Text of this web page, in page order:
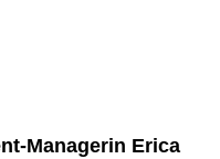
Managerin Erica